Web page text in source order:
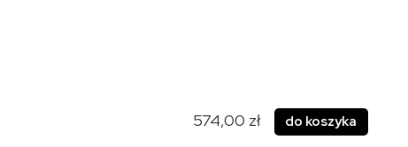
574,00 zł do koszyka